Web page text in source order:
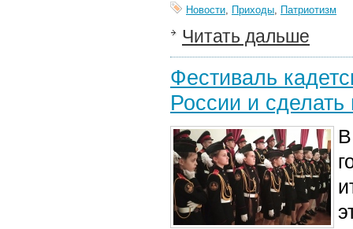
Новости, Приходы, Патриотизм
Читать дальше
Фестиваль
России и сделать